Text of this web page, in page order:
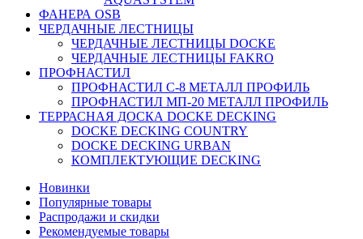
ФАНЕРА OSB
ЧЕРДАЧНЫЕ ЛЕСТНИЦЫ
ЧЕРДАЧНЫЕ ЛЕСТНИЦЫ DOCKE
ЧЕРДАЧНЫЕ ЛЕСТНИЦЫ FAKRO
ПРОФНАСТИЛ
ПРОФНАСТИЛ C-8 МЕТАЛЛ ПРОФИЛЬ
ПРОФНАСТИЛ МП-20 МЕТАЛЛ ПРОФИЛЬ
ТЕРРАСНАЯ ДОСКА DOCKE DECKING
DOCKE DECKING COUNTRY
DOCKE DECKING URBAN
КОМПЛЕКТУЮЩИЕ DECKING
Новинки
Популярные товары
Распродажи и скидки
Рекомендуемые товары